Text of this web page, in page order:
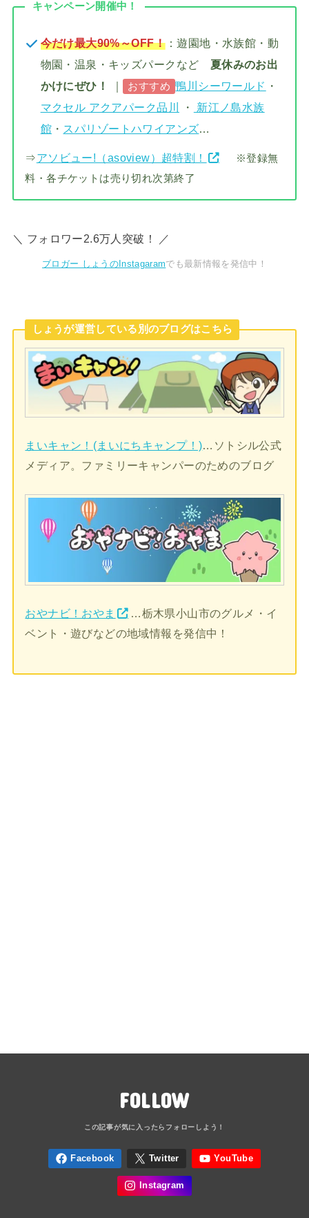
キャンペーン開催中！
今だけ最大90%～OFF！：遊園地・水族館・動
物園・温泉・キッズパークなど 夏休みのお出
かけにぜひ！
｜ おすすめ 鴨川シーワールド ・
マクセル アクアパーク品川
・
新江ノ島水族
館 ・ スパリゾートハワイアンズ…
⇒アソビュー!（asoview）超特割！
※登録無
料・各チケットは売り切れ次第終了
＼ フォロワー2.6万人突破！ ／
ブロガー しょうのInstagaramでも最新情報を発信中！
しょうが運営している別のブログはこちら
まいキャン！(まいにちキャンプ！)…ソトシル公式
メディア。ファミリーキャンパーのためのブログ
おやナビ！おやま
…栃木県小山市のグルメ・イ
ベント・遊びなどの地域情報を発信中！
FOLLOW